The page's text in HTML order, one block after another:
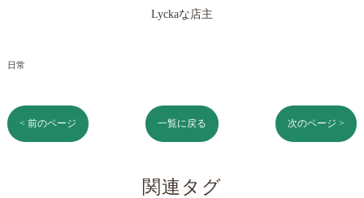
Lyckaな店主
日常
< 前のページ 一覧に戻る 次のページ >
関連タグ